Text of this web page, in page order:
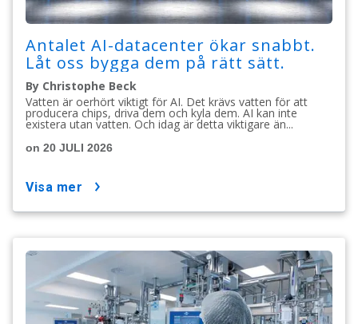
Antalet AI-datacenter ökar snabbt.
Låt oss bygga dem på rätt sätt.
By Christophe Beck
Vatten är oerhört viktigt för AI. Det krävs vatten för att
producera chips, driva dem och kyla dem. AI kan inte
existera utan vatten. Och idag är detta viktigare än...
on 20 JULI 2026
visa mer